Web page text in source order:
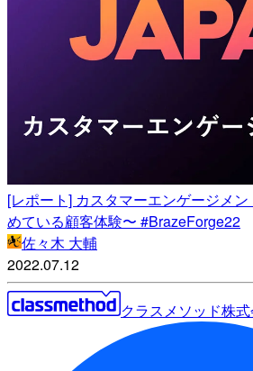
[レポート] カスタマーエンゲージメ
めている顧客体験〜 #BrazeForge22
佐々木 大輔
2022.07.12
クラスメソッド株